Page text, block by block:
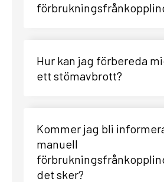
Hur kan jag förbereda
ett stömavbrott?
Kommer jag bli
manuell
det sker?